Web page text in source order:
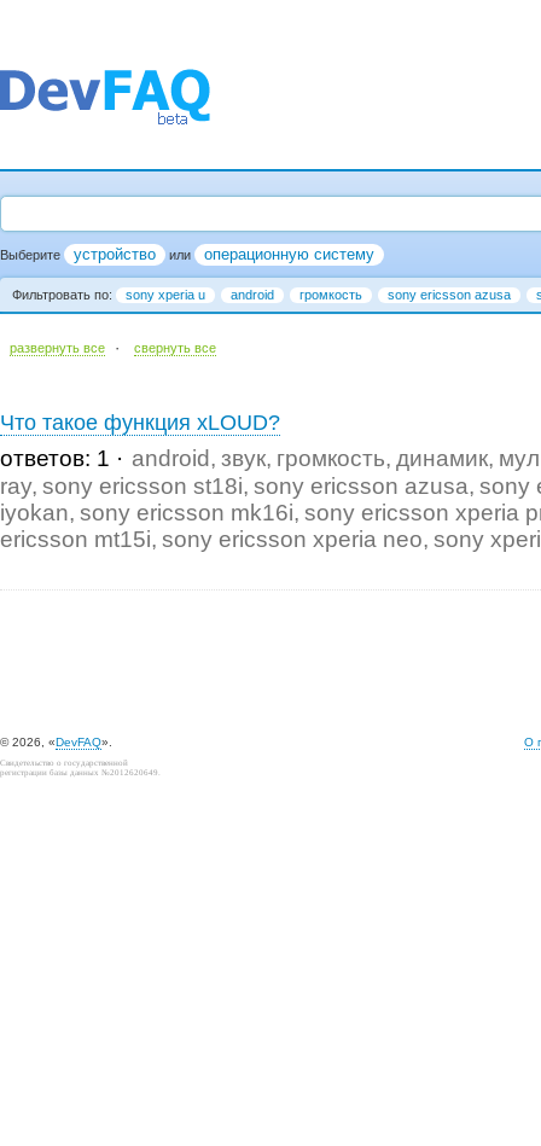
Выберите устройство или операционную систему
Фильтровать по: sony xperia u android громкость sony ericsson azusa
развернуть все · cвернуть все
Что такое функция xLOUD?
ответов: 1 android звук громкость динамик
ray sony ericsson st18i sony ericsson azusa sony
iyokan sony ericsson mk16i sony ericsson xperia
ericsson mt15i sony ericsson xperia neo sony
© 2026, «DevFAQ». О
Свидетельство о государственной
регистрации базы данных №2012620649.